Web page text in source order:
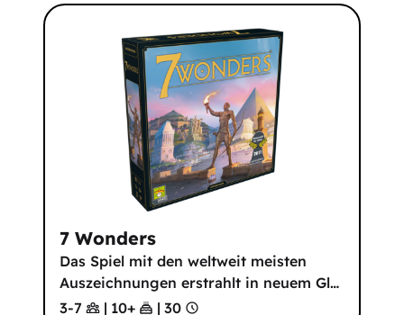
7 Wonders
Das Spiel mit den weltweit meisten
Auszeichnungen erstrahlt in neuem Gl…
3-7
| 10+ | 30